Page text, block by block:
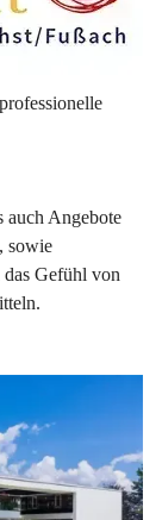
auch Angebote
sowie
Gefühl von